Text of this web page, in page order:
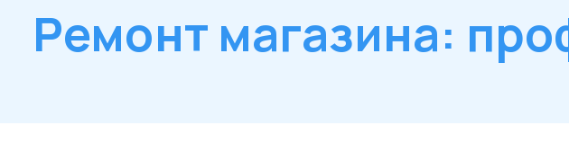
Ремонт магазина: